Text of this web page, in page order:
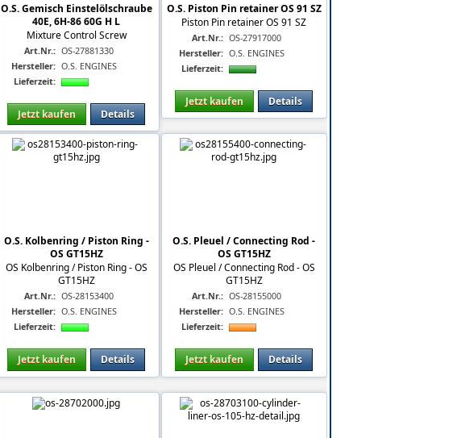
O.S. Gemisch Einstelölschraube
40E, 6H-86 60G H L
Mixture Control Screw
Art.Nr.: OS-27881330
Hersteller: O.S. ENGINES
Lieferzeit:
Jetzt kaufen Details
O.S. Piston Pin retainer OS 91 SZ
Piston Pin retainer OS 91 SZ
Art.Nr.: OS-27917000
Hersteller: O.S. ENGINES
Lieferzeit:
Jetzt kaufen Details
O.S. Kolbenring / Piston Ring -
OS GT15HZ
OS Kolbenring / Piston Ring - OS
GT15HZ
Art.Nr.: OS-28153400
Hersteller: O.S. ENGINES
Lieferzeit:
Jetzt kaufen Details
O.S. Pleuel / Connecting Rod -
OS GT15HZ
OS Pleuel / Connecting Rod - OS
GT15HZ
Art.Nr.: OS-28155000
Hersteller: O.S. ENGINES
Lieferzeit:
Jetzt kaufen Details